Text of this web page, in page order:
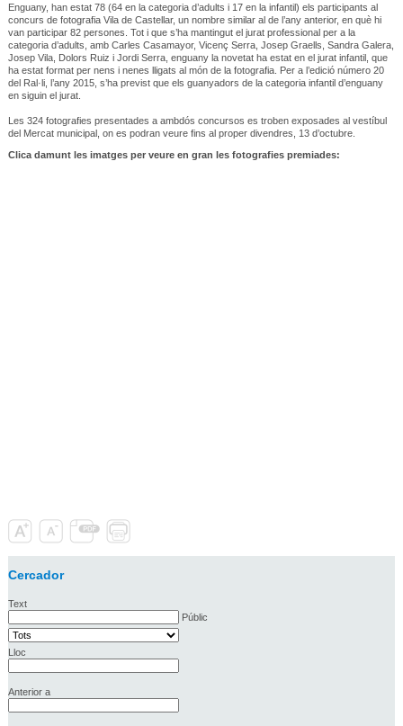
Enguany, han estat 78 (64 en la categoria d’adults i 17 en la infantil) els participants al
concurs de fotografia Vila de Castellar, un nombre similar al de l’any anterior, en què hi
van participar 82 persones. Tot i que s’ha mantingut el jurat professional per a la
categoria d’adults, amb Carles Casamayor, Vicenç Serra, Josep Graells, Sandra Galera,
Josep Vila, Dolors Ruiz i Jordi Serra, enguany la novetat ha estat en el jurat infantil, que
ha estat format per nens i nenes lligats al món de la fotografia. Per a l’edició número 20
del Ral·li, l’any 2015, s’ha previst que els guanyadors de la categoria infantil d’enguany
en siguin el jurat.
Les 324 fotografies presentades a ambdós concursos es troben exposades al vestíbul
del Mercat municipal, on es podran veure fins al proper divendres, 13 d’octubre.
Clica damunt les imatges per veure en gran les fotografies premiades:
Cercador
Text
Públic
Lloc
Anterior a